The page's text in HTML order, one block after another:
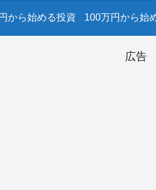
から始める投資 100万円から始
広告